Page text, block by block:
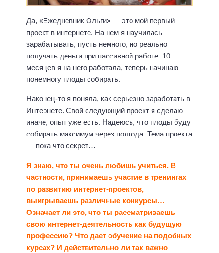
Да, «Ежедневник Ольги» — это мой первый
проект в интернете. На нем я научилась
зарабатывать, пусть немного, но реально
получать деньги при пассивной работе. 10
месяцев я на него работала, теперь начинаю
понемногу плоды собирать.
Наконец-то я поняла, как серьезно заработать в
Интернете. Свой следующий проект я сделаю
иначе, опыт уже есть. Надеюсь, что плоды буду
собирать максимум через полгода. Тема проекта
— пока что секрет…
Я знаю, что ты очень любишь учиться. В
частности, принимаешь участие в тренингах
по развитию интернет-проектов,
выигрываешь различные конкурсы…
Означает ли это, что ты рассматриваешь
свою интернет-деятельность как будущую
профессию? Что дает обучение на подобных
курсах? И действительно ли так важно